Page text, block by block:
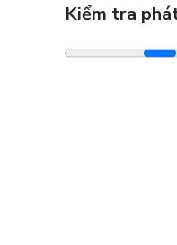
Kiểm tra